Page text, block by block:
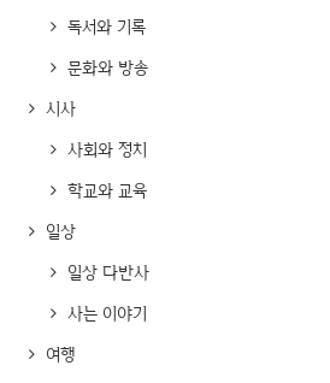
독서와 기록
문화와 방송
시사
사회와 정치
학교와 교육
일상
일상 다반사
사는 이야기
여행